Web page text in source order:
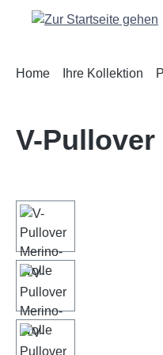
Hauptinhalt springen
Zur Suche springen
Zur Hauptnavigation
Home Ihre Kollektion
V-
Bildergalerie überspringen